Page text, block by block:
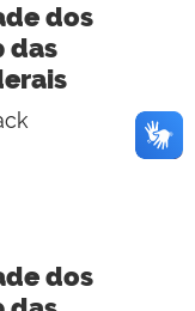
dos
das
dos